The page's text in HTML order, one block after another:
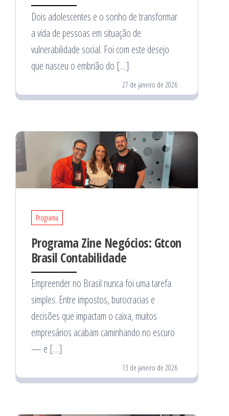
Dois adolescentes e o sonho de transformar
a vida de pessoas em situação de
vulnerabilidade social. Foi com este desejo
que nasceu o embrião do […]
27 de janeiro de 2026
Programa
Programa Zine Negócios: Gtcon
Brasil Contabilidade
Empreender no Brasil nunca foi uma tarefa
simples. Entre impostos, burocracias e
decisões que impactam o caixa, muitos
empresários acabam caminhando no escuro
— e […]
13 de janeiro de 2026